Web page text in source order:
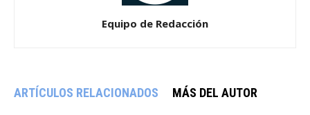
Equipo de Redacción
ARTÍCULOS RELACIONADOS MÁS DEL AUTOR